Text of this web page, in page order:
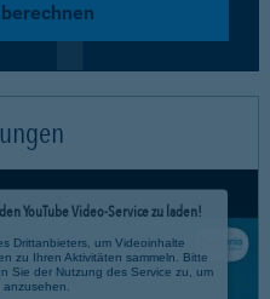
YouTube Video-Service zu laden!
Drittanbieters, um Videoinhalte
zu Ihren Aktivitäten sammeln. Bitte
Sie der Nutzung des Service zu, um